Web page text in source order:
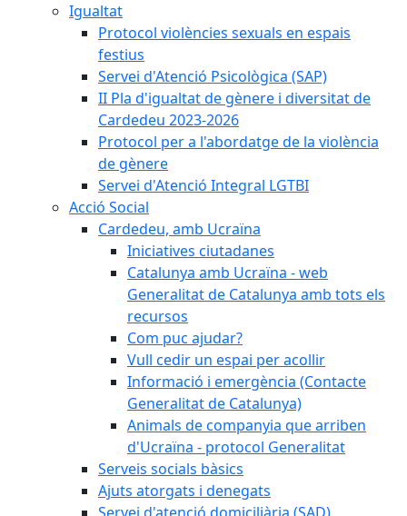
Igualtat
Protocol violències sexuals en espais
festius
Servei d'Atenció Psicològica (SAP)
II Pla d'igualtat de gènere i diversitat de
Cardedeu 2023-2026
Protocol per a l'abordatge de la violència
de gènere
Servei d'Atenció Integral LGTBI
Acció Social
Cardedeu, amb Ucraïna
Iniciatives ciutadanes
Catalunya amb Ucraïna - web
Generalitat de Catalunya amb tots els
recursos
Com puc ajudar?
Vull cedir un espai per acollir
Informació i emergència (Contacte
Generalitat de Catalunya)
Animals de companyia que arriben
d'Ucraïna - protocol Generalitat
Serveis socials bàsics
Ajuts atorgats i denegats